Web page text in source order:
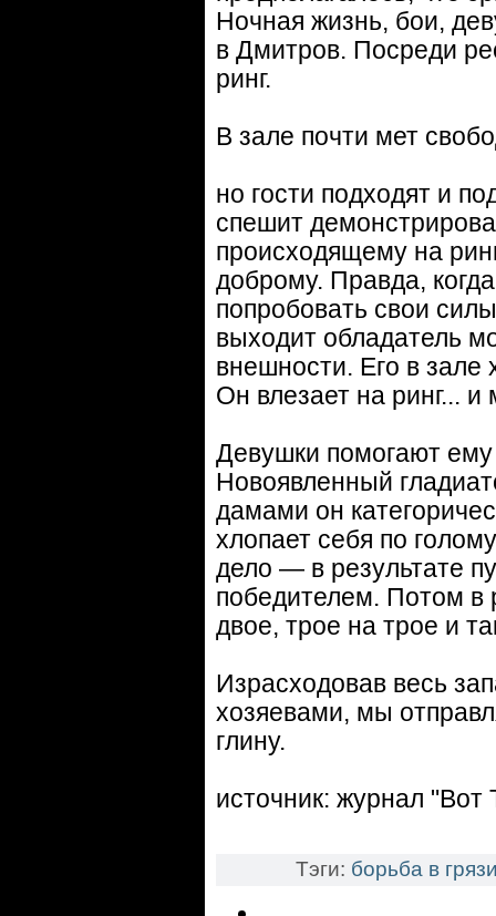
Ночная жизнь, бои,
в Дмитров. Посреди
ринг.
В зале почти мет
но гости подходят и
спешит
происходящему на
доброму. Правда,
попробовать свои
выходит обладатель
внешности. Его в зале
Он влезает на ринг...
Девушки помогают ему
Новоявленный
дамами он
хлопает себя по
дело — в результате
победителем. Потом в
двое, трое на трое и
Израсходовав весь
хозяевами, мы
глину.
источник: журнал
Тэги: борьба в